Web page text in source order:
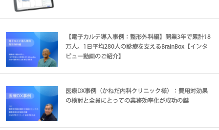
【電子カルテ導入事例：整形外科編】開業3年で累計18
万人。1日平均280人の診療を支えるBrainBox【インタ
ビュー動画のご紹介】
医療DX事例（かねだ内科クリニック様）：費用対効果
の検討と全員にとっての業務効率化が成功の鍵